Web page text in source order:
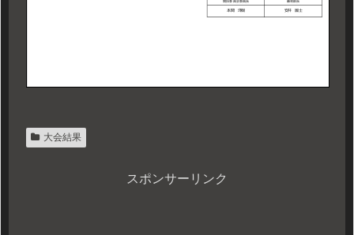
大会結果
スポンサーリンク